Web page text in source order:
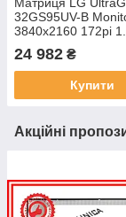
32GS95UV-B
3840x2160 172pi
97% DCI-P3 275
ноутбука
24 982 ₴
Купити
Акційні